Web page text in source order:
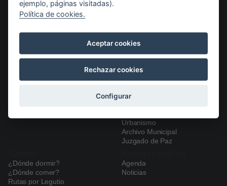
Navegación
Ayuntamiento
Actas y Plenos
Perfil del contratante
PGOU: Repensemos Legutio
Biblioteca
Cultura y Euskera
Gaztegune
Igualdad
Prevención Comunitaria
Urbanismo
Archivo Municipal
Juzgado de Paz
¿Dónde dormir?
¿Dónde comer?
Rutas por Legutio
Agenda
Noticias
ejemplo, páginas visitadas).
Política de cookies.
Aceptar cookies
Rechazar cookies
Configurar